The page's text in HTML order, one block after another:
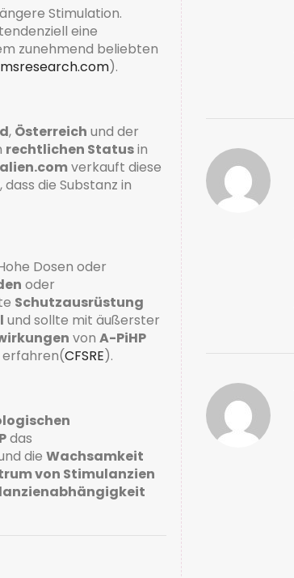
Stimulation.
tendenziell eine
zunehmend beliebten
).
, Österreich und der
rechtlichen Statusin
verkauft diese
die Substanz in
Dosen oder
oder
Schutzausrüstung
und sollte mit äußerster
von A-PiHP
erfahren​(CFSRE).
das
die Wachsamkeit
von Stimulanzien